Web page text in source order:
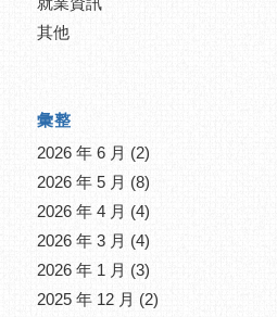
其他
彙整
2026 年 6 月 (2)
2026 年 5 月 (8)
2026 年 4 月 (4)
2026 年 3 月 (4)
2026 年 1 月 (3)
2025 年 12 月 (2)